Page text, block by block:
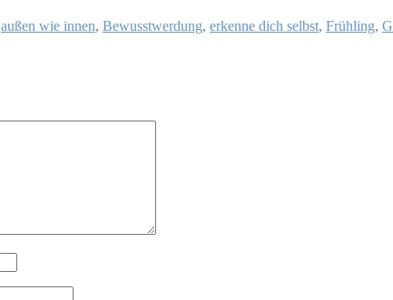
außen wie innen, Bewusstwerdung, erkenne dich selbst, Frühling,